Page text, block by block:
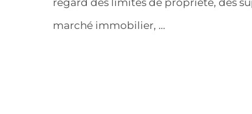
regard des limites de propriété, des
marché immobilier, …